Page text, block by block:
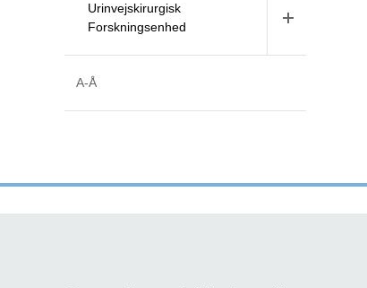
Urinvejskirurgisk
Forskningsenhed
A-Å